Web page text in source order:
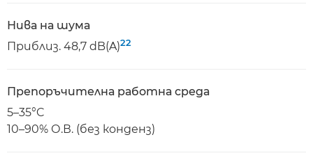
Нива на шума
Приблиз. 48,7 dB(A)22
Препоръчителна работна среда
5–35°C
10–90% О.В. (без конденз)